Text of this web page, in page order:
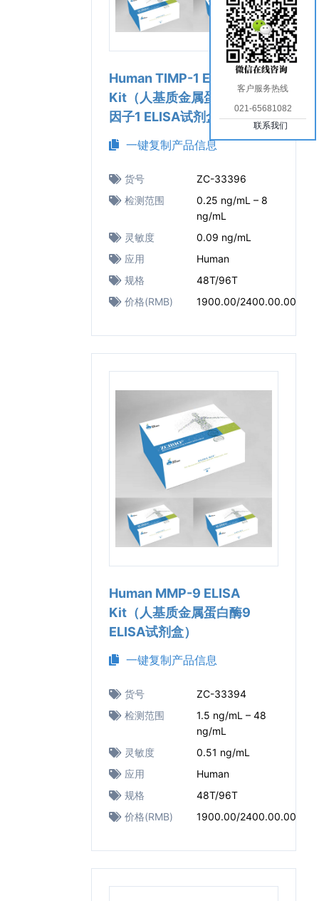
Human TIMP-1 ELISA
Kit（人基质金属蛋白酶抑制
因子1 ELISA试剂盒）
一键复制产品信息
货号
ZC-33396
检测范围
0.25 ng/mL – 8
ng/mL
灵敏度
0.09 ng/mL
应用
Human
规格
48T/96T
价格(RMB)
1900.00/2400.00.00
Human MMP-9 ELISA
Kit（人基质金属蛋白酶9
ELISA试剂盒）
一键复制产品信息
货号
ZC-33394
检测范围
1.5 ng/mL – 48
ng/mL
灵敏度
0.51 ng/mL
应用
Human
规格
48T/96T
价格(RMB)
1900.00/2400.00.00
客户服务热线
021-65681082
联系我们